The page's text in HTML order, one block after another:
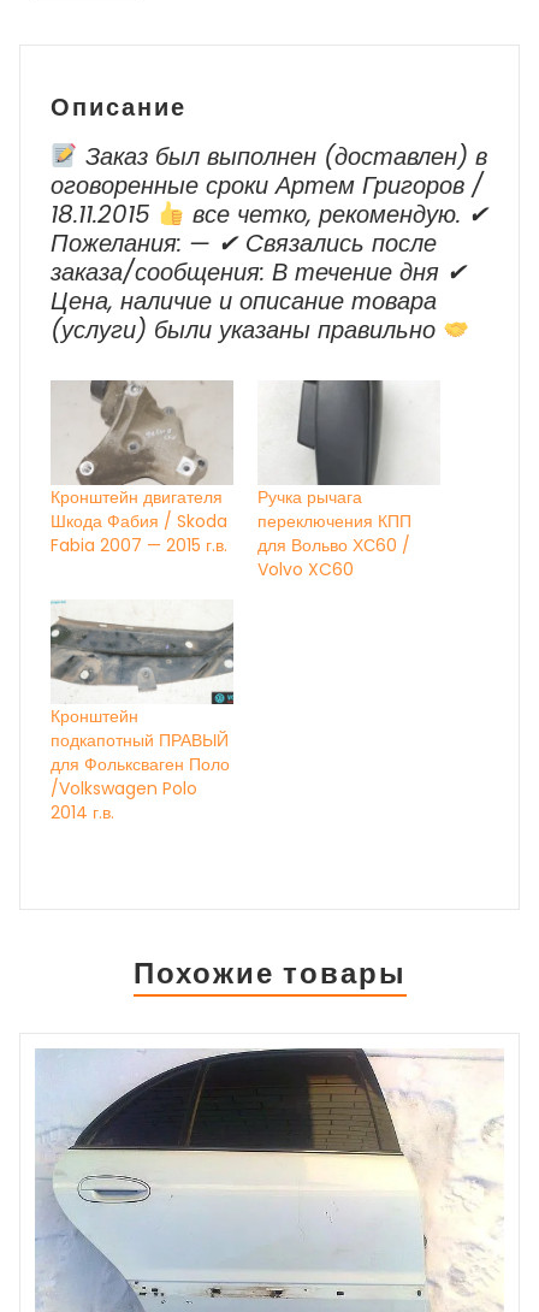
Описание
Заказ был выполнен (доставлен) в
оговоренные сроки Артем Григоров /
18.11.2015
все четко, рекомендую. ✔
Пожелания: — ✔ Cвязались после
заказа/сообщения: В течение дня ✔
Цена, наличие и описание товара
(услуги) были указаны правильно
Кронштейн двигателя
Шкода Фабия / Skoda
Fabia 2007 — 2015 г.в.
Ручка рычага
переключения КПП
для Вольво ХС60 /
Volvo XC60
Кронштейн
подкапотный ПРАВЫЙ
для Фольксваген Поло
/Volkswagen Polo
2014 г.в.
Похожие товары